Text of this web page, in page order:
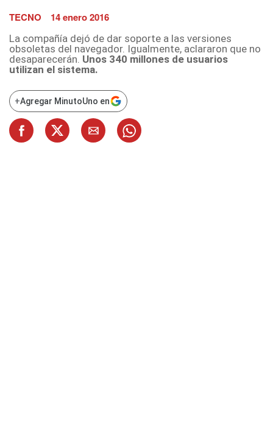
TECNO 14 enero 2016
La compañía dejó de dar soporte a las versiones
obsoletas del navegador. Igualmente, aclararon que no
desaparecerán. Unos 340 millones de usuarios
utilizan el sistema.
+Agregar MinutoUno en